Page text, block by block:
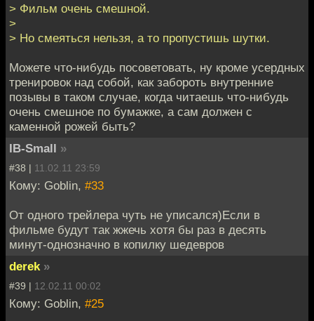
> Фильм очень смешной.
>
> Но смеяться нельзя, а то пропустишь шутки.
Можете что-нибудь посоветовать, ну кроме усердных
тренировок над собой, как забороть внутренние
позывы в таком случае, когда читаешь что-нибудь
очень смешное по бумажке, а сам должен с
каменной рожей быть?
IB-Small »
#38 | 11.02.11 23:59
Кому: Goblin, #33
От одного трейлера чуть не уписался)Если в
фильме будут так жжечь хотя бы раз в десять
минут-однозначно в копилку шедевров
derek »
#39 | 12.02.11 00:02
Кому: Goblin, #25